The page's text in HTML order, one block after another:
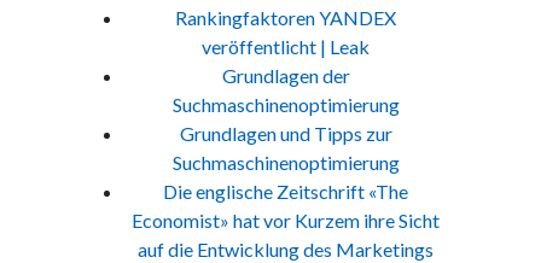
Rankingfaktoren YANDEX
veröffentlicht | Leak
Grundlagen der
Suchmaschinenoptimierung
Grundlagen und Tipps zur
Suchmaschinenoptimierung
Die englische Zeitschrift «The
Economist» hat vor Kurzem ihre Sicht
auf die Entwicklung des Marketings